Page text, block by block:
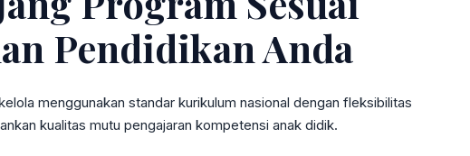
Pendidikan Anda
menggunakan standar kurikulum nasional dengan fleksibilitas
kualitas mutu pengajaran kompetensi anak didik.